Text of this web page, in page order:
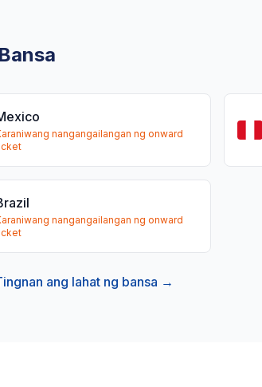
nangangailangan ng onward
nangangailangan ng onward
ang lahat ng bansa →